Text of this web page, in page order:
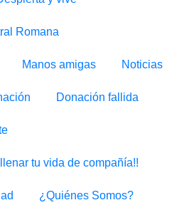
Romana
Manos amigas Noticias
Donación fallida
tu vida de compañía!!
¿Quiénes Somos?